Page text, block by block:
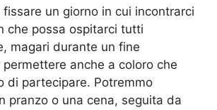
un giorno in cui incontrarci
che possa ospitarci tutti
magari durante un fine
anche a coloro che
di partecipare. Potremmo
pranzo o una cena, seguita da